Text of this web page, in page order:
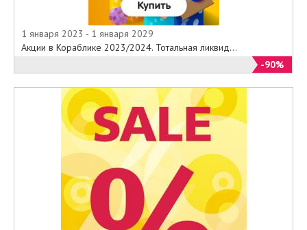
1 января 2023 - 1 января 2029
Акции в Кораблике 2023/2024. Тотальная ликвид...
-90%